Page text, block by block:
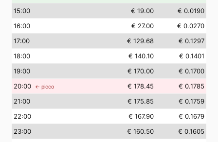
15:00 € 19.00
€ 0.0190
16:00 € 27.00
€ 0.0270
17:00 € 129.68
€ 0.1297
18:00 € 140.10
€ 0.1401
19:00 € 170.00
€ 0.1700
20:00 ← picco € 178.45
€ 0.1785
21:00 € 175.85
€ 0.1759
22:00 € 167.90
€ 0.1679
23:00 € 160.50
€ 0.1605